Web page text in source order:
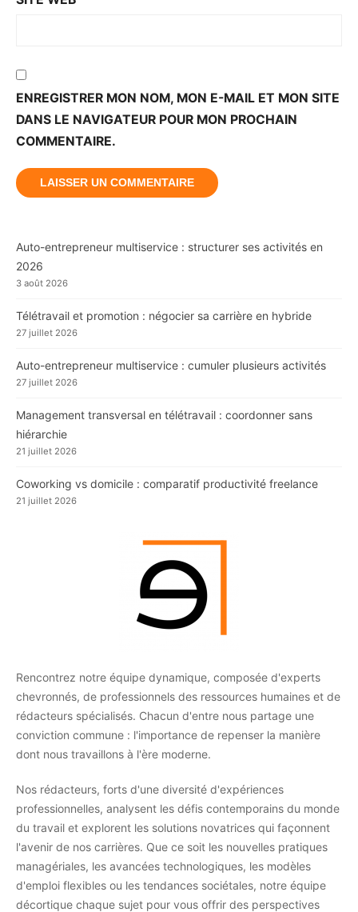
ENREGISTRER MON NOM, MON E-MAIL ET MON SITE
DANS LE NAVIGATEUR POUR MON PROCHAIN
COMMENTAIRE.
Auto-entrepreneur multiservice : structurer ses activités en
2026
3 août 2026
Télétravail et promotion : négocier sa carrière en hybride
27 juillet 2026
Auto-entrepreneur multiservice : cumuler plusieurs activités
27 juillet 2026
Management transversal en télétravail : coordonner sans
hiérarchie
21 juillet 2026
Coworking vs domicile : comparatif productivité freelance
21 juillet 2026
Rencontrez notre équipe dynamique, composée d'experts
chevronnés, de professionnels des ressources humaines et de
rédacteurs spécialisés. Chacun d'entre nous partage une
conviction commune : l'importance de repenser la manière
dont nous travaillons à l'ère moderne.
Nos rédacteurs, forts d'une diversité d'expériences
professionnelles, analysent les défis contemporains du monde
du travail et explorent les solutions novatrices qui façonnent
l'avenir de nos carrières. Que ce soit les nouvelles pratiques
managériales, les avancées technologiques, les modèles
d'emploi flexibles ou les tendances sociétales, notre équipe
décortique chaque sujet pour vous offrir des perspectives